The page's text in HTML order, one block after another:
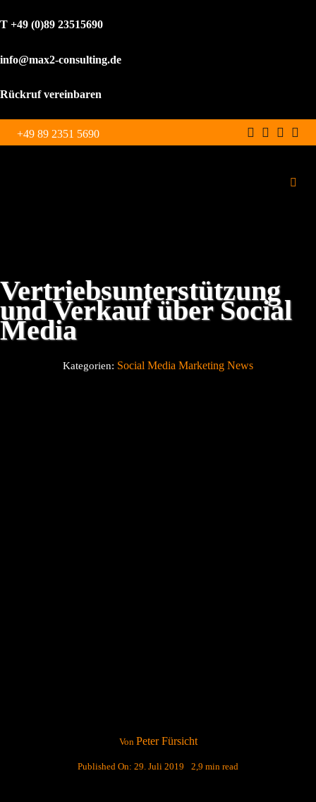
T +49 (0)89 23515690
info@max2-consulting.de
Rückruf vereinbaren
Zum
Inhalt
+49 89 2351 5690
WordPress Agentur
Über uns
Vertriebsunterstützung
und Verkauf über Social
Media
Kategorien: Social Media Marketing News
Von Peter Fürsicht
Published On: 29. Juli 2019 2,9 min read